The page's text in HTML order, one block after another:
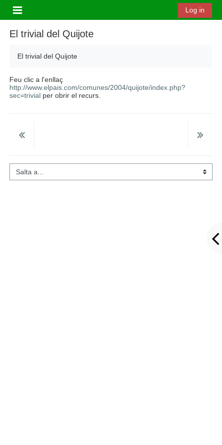
Panell lateral
Log in
El trivial del Quijote
El trivial del Quijote
Feu clic a l'enllaç
http://www.elpais.com/comunes/2004/quijote/index.php?
sec=trivial per obrir el recurs.